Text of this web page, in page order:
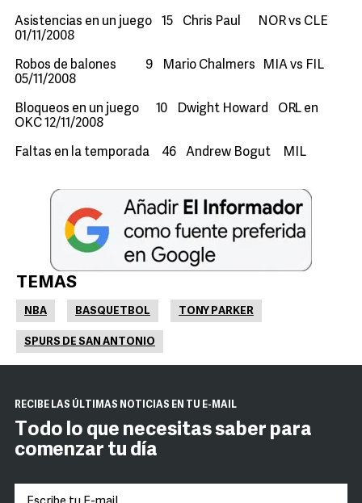
Asistencias en un juego 15 Chris Paul NOR vs CLE
01/11/2008
Robos de balones 9 Mario Chalmers MIA vs FIL
05/11/2008
Bloqueos en un juego 10 Dwight Howard ORL en
OKC 12/11/2008
Faltas en la temporada 46 Andrew Bogut MIL
TEMAS
NBA BASQUETBOL TONY PARKER
SPURS DE SAN ANTONIO
RECIBE LAS ÚLTIMAS NOTICIAS EN TU E-MAIL
Todo lo que necesitas saber para
comenzar tu día